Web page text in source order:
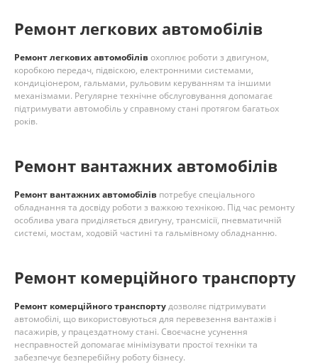
Ремонт легкових автомобілів
Ремонт легкових автомобілів охоплює роботи з двигуном,
коробкою передач, підвіскою, електронними системами,
кондиціонером, гальмами, рульовим керуванням та іншими
механізмами. Регулярне технічне обслуговування допомагає
підтримувати автомобіль у справному стані протягом багатьох
років.
Ремонт вантажних автомобілів
Ремонт вантажних автомобілів потребує спеціального
обладнання та досвіду роботи з важкою технікою. Під час ремонту
особлива увага приділяється двигуну, трансмісії, пневматичній
системі, мостам, ходовій частині та гальмівному обладнанню.
Ремонт комерційного транспорту
Ремонт комерційного транспортудозволяє підтримувати
автомобілі, що використовуються для перевезення вантажів і
пасажирів, у працездатному стані. Своєчасне усунення
несправностей допомагає мінімізувати простої техніки та
забезпечує безперебійну роботу бізнесу.